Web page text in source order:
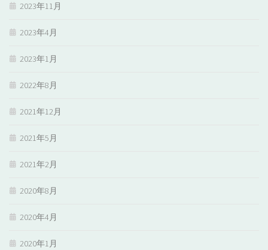
2023年11月
2023年4月
2023年1月
2022年8月
2021年12月
2021年5月
2021年2月
2020年8月
2020年4月
2020年1月